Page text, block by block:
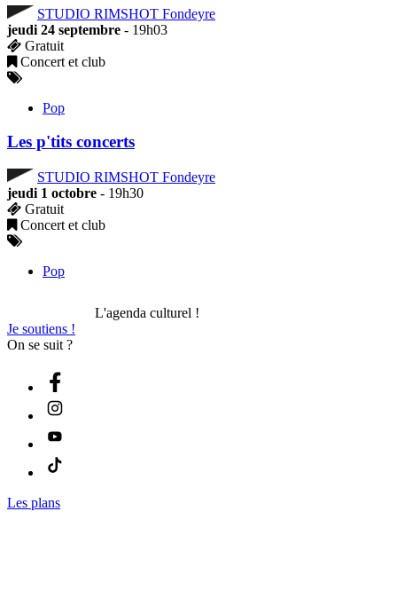
STUDIO RIMSHOT Fondeyre
jeudi 24 septembre - 19h03
Gratuit
Concert et club
Pop
Les p'tits concerts
STUDIO RIMSHOT Fondeyre
jeudi 1 octobre - 19h30
Gratuit
Concert et club
Pop
L'agenda culturel !
Je soutiens !
On se suit ?
Les plans